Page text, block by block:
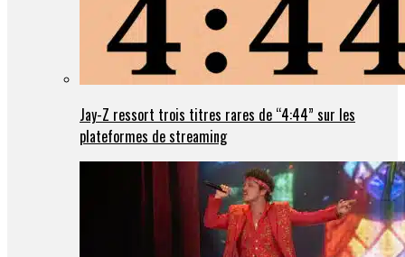
Jay-Z ressort trois titres rares de “4:44” sur les
plateformes de streaming